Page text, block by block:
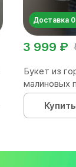
Доставка
3 999 ₽
Букет из
малиновых
Купить